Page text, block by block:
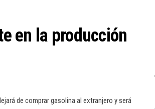
en la producción
de comprar gasolina al extranjero y será